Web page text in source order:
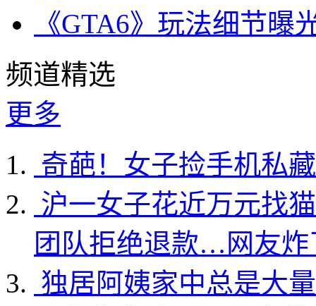
《GTA6》玩法细节
频道精选
更多
奇葩！女子捡手机私
沪一女子花近万元找
团队拒绝退款…网友炸
独居阿姨家中总是大